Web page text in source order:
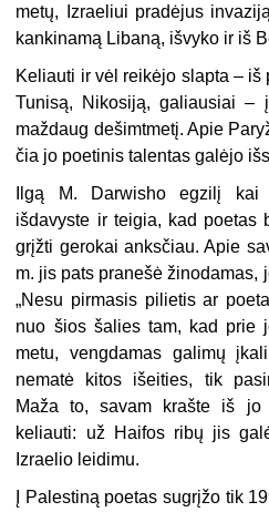
metų, Izraeliui pradėjus
kankinamą Libaną, išvyko ir iš
Keliauti ir vėl reikėjo slapta –
Tunisą, Nikosiją, galiausiai –
maždaug dešimtmetį. Apie
čia jo poetinis talentas galėjo
Ilgą M. Darwisho egzilį kai
išdavyste ir teigia, kad poetas
grįžti gerokai anksčiau. Apie
m. jis pats pranešė žinodamas,
„Nesu pirmasis pilietis ar
nuo šios šalies tam, kad prie
metu, vengdamas galimų
nematė kitos išeities, tik
Maža to, savam krašte iš jo
keliauti: už Haifos ribų jis
Izraelio leidimu.
Į Palestiną poetas sugrįžo tik